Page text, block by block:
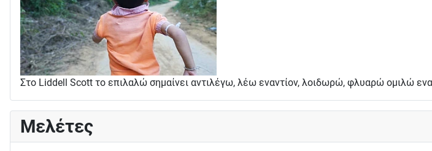
Στο Liddell Scott το επιλαλώ σημαίνει αντιλέγω, λέω εναντίον, λοιδωρώ, φλυαρώ ομιλώ
Μελέτες